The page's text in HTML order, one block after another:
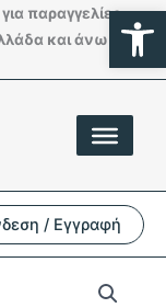
παραγγελίες
και άνω των
/ Εγγραφή